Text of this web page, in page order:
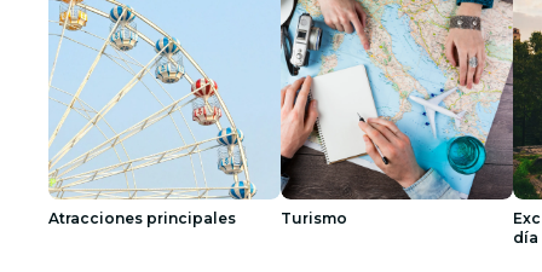
Atracciones principales Turismo
día